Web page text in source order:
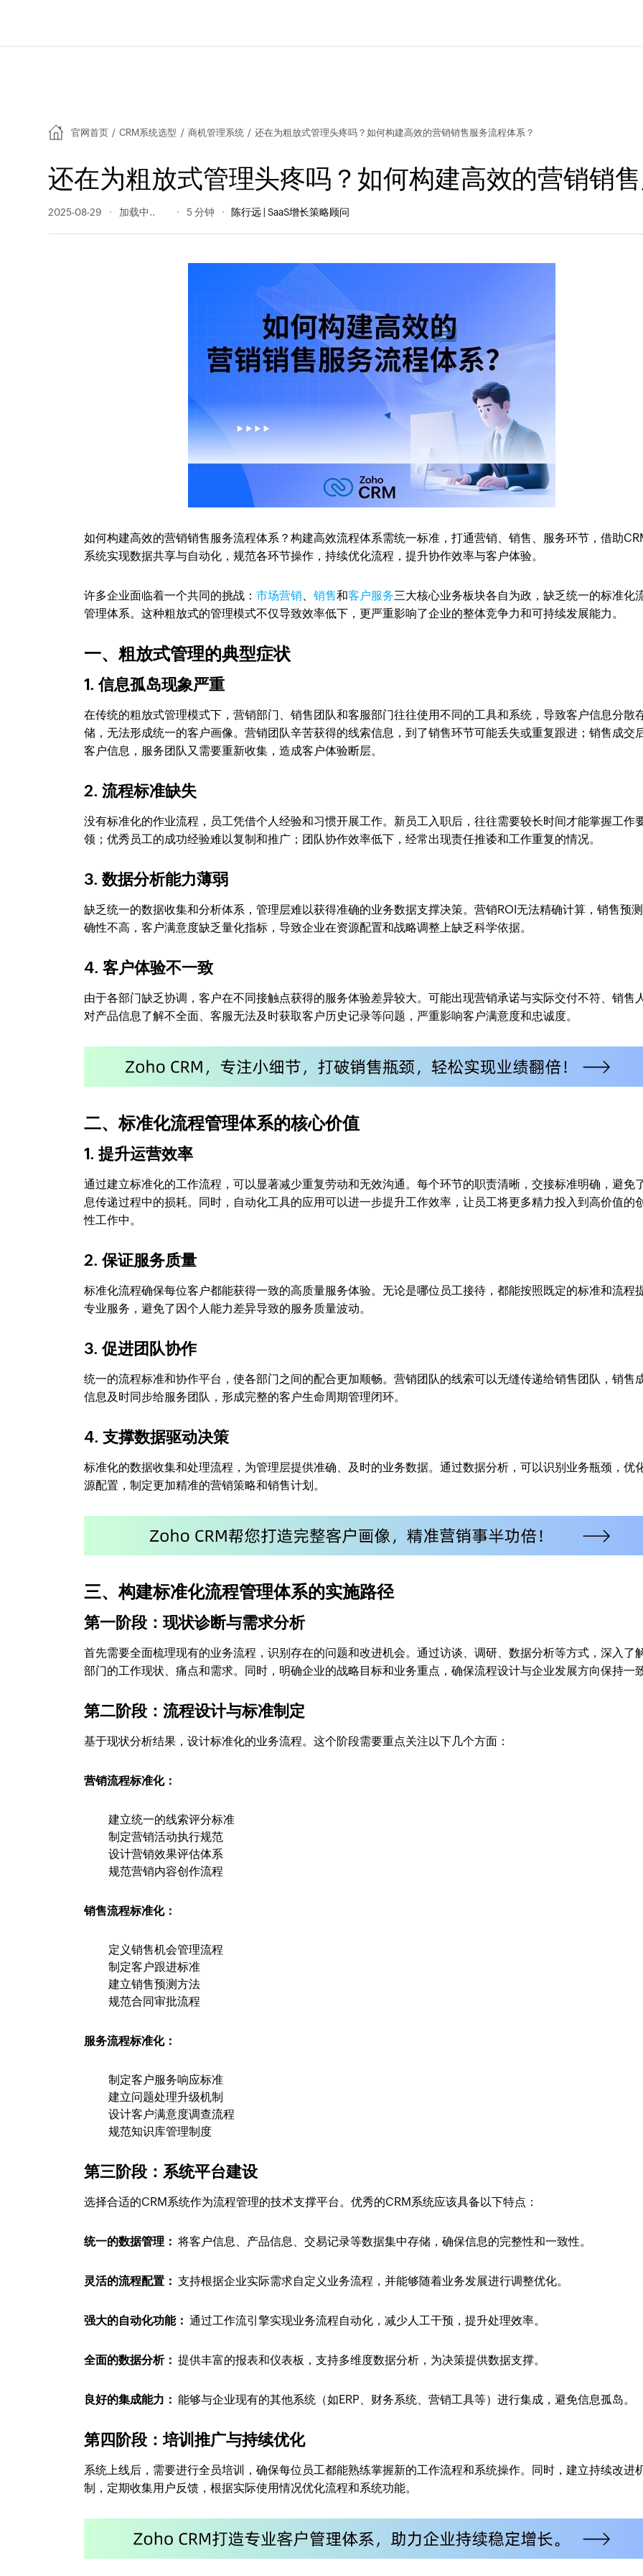
官网首页 / CRM系统选型 / 商机管理系统 / 还在为粗放式管理头疼吗？如何构建高效的营销销售服务流程体系？
还在为粗放式管理头疼吗？如何构建高效的营销销
2025-08-29 346 阅读量 5 分钟 陈行远 | SaaS增长策略顾问
如何构建高效的营销销售服务流程体系？构建高效流程体系需统一标准，打通营销、销售、服务环节，借助
系统实现数据共享与自动化，规范各环节操作，持续优化流程，提升协作效率与客户体验。
许多企业面临着一个共同的挑战：市场营销、销售和客户服务三大核心业务板块各自为政，缺乏统一的标准化
管理体系。这种粗放式的管理模式不仅导致效率低下，更严重影响了企业的整体竞争力和可持续发展能力。
一、粗放式管理的典型症状
1. 信息孤岛现象严重
在传统的粗放式管理模式下，营销部门、销售团队和客服部门往往使用不同的工具和系统，导致客户信息分散
储，无法形成统一的客户画像。营销团队辛苦获得的线索信息，到了销售环节可能丢失或重复跟进；销售成交
客户信息，服务团队又需要重新收集，造成客户体验断层。
2. 流程标准缺失
没有标准化的作业流程，员工凭借个人经验和习惯开展工作。新员工入职后，往往需要较长时间才能掌握工作
领；优秀员工的成功经验难以复制和推广；团队协作效率低下，经常出现责任推诿和工作重复的情况。
3. 数据分析能力薄弱
缺乏统一的数据收集和分析体系，管理层难以获得准确的业务数据支撑决策。营销ROI无法精确计算，销售预
确性不高，客户满意度缺乏量化指标，导致企业在资源配置和战略调整上缺乏科学依据。
4. 客户体验不一致
由于各部门缺乏协调，客户在不同接触点获得的服务体验差异较大。可能出现营销承诺与实际交付不符、销售
对产品信息了解不全面、客服无法及时获取客户历史记录等问题，严重影响客户满意度和忠诚度。
二、标准化流程管理体系的核心价值
1. 提升运营效率
通过建立标准化的工作流程，可以显著减少重复劳动和无效沟通。每个环节的职责清晰，交接标准明确，避免
息传递过程中的损耗。同时，自动化工具的应用可以进一步提升工作效率，让员工将更多精力投入到高价值的
性工作中。
2. 保证服务质量
标准化流程确保每位客户都能获得一致的高质量服务体验。无论是哪位员工接待，都能按照既定的标准和流程
专业服务，避免了因个人能力差异导致的服务质量波动。
3. 促进团队协作
统一的流程标准和协作平台，使各部门之间的配合更加顺畅。营销团队的线索可以无缝传递给销售团队，销售
信息及时同步给服务团队，形成完整的客户生命周期管理闭环。
4. 支撑数据驱动决策
标准化的数据收集和处理流程，为管理层提供准确、及时的业务数据。通过数据分析，可以识别业务瓶颈，优
源配置，制定更加精准的营销策略和销售计划。
三、构建标准化流程管理体系的实施路径
第一阶段：现状诊断与需求分析
首先需要全面梳理现有的业务流程，识别存在的问题和改进机会。通过访谈、调研、数据分析等方式，深入了
部门的工作现状、痛点和需求。同时，明确企业的战略目标和业务重点，确保流程设计与企业发展方向保持一致
第二阶段：流程设计与标准制定
基于现状分析结果，设计标准化的业务流程。这个阶段需要重点关注以下几个方面：
营销流程标准化：
建立统一的线索评分标准
制定营销活动执行规范
设计营销效果评估体系
规范营销内容创作流程
销售流程标准化：
定义销售机会管理流程
制定客户跟进标准
建立销售预测方法
规范合同审批流程
服务流程标准化：
制定客户服务响应标准
建立问题处理升级机制
设计客户满意度调查流程
规范知识库管理制度
第三阶段：系统平台建设
选择合适的CRM系统作为流程管理的技术支撑平台。优秀的CRM系统应该具备以下特点：
统一的数据管理： 将客户信息、产品信息、交易记录等数据集中存储，确保信息的完整性和一致性。
灵活的流程配置： 支持根据企业实际需求自定义业务流程，并能够随着业务发展进行调整优化。
强大的自动化功能： 通过工作流引擎实现业务流程自动化，减少人工干预，提升处理效率。
全面的数据分析： 提供丰富的报表和仪表板，支持多维度数据分析，为决策提供数据支撑。
良好的集成能力： 能够与企业现有的其他系统（如ERP、财务系统、营销工具等）进行集成，避免信息孤岛。
第四阶段：培训推广与持续优化
系统上线后，需要进行全员培训，确保每位员工都能熟练掌握新的工作流程和系统操作。同时，建立持续改进
制，定期收集用户反馈，根据实际使用情况优化流程和系统功能。